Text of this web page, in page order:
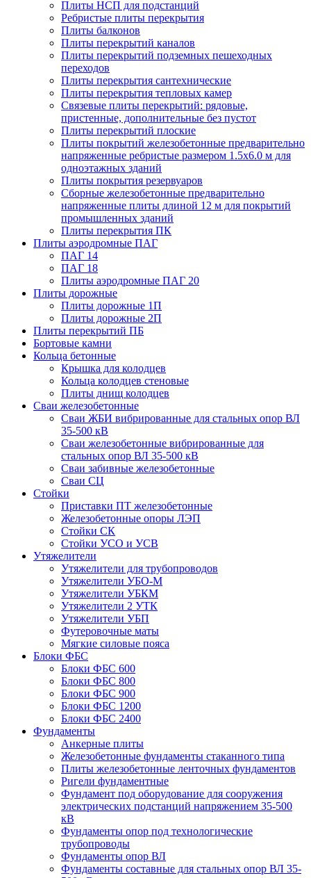
Плиты НСП для подстанций
Ребристые плиты перекрытия
Плиты балконов
Плиты перекрытий каналов
Плиты перекрытий подземных пешеходных
переходов
Плиты перекрытия сантехнические
Плиты перекрытия тепловых камер
Связевые плиты перекрытий: рядовые,
пристенные, дополнительные без пустот
Плиты перекрытий плоские
Плиты покрытий железобетонные предварительно
напряженные ребристые размером 1.5х6.0 м для
одноэтажных зданий
Плиты покрытия резервуаров
Сборные железобетонные предварительно
напряженные плиты длиной 12 м для покрытий
промышленных зданий
Плиты перекрытия ПК
Плиты аэродромные ПАГ
ПАГ 14
ПАГ 18
Плиты аэродромные ПАГ 20
Плиты дорожные
Плиты дорожные 1П
Плиты дорожные 2П
Плиты перекрытий ПБ
Бортовые камни
Кольца бетонные
Крышка для колодцев
Кольца колодцев стеновые
Плиты днищ колодцев
Сваи железобетонные
Сваи ЖБИ вибрированные для стальных опор ВЛ
35-500 кВ
Сваи железобетонные вибрированные для
стальных опор ВЛ 35-500 кВ
Сваи забивные железобетонные
Сваи СЦ
Стойки
Приставки ПТ железобетонные
Железобетонные опоры ЛЭП
Стойки СК
Стойки УСО и УСВ
Утяжелители
Утяжелители для трубопроводов
Утяжелители УБО-М
Утяжелители УБКМ
Утяжелители 2 УТК
Утяжелители УБП
Футеровочные маты
Мягкие силовые пояса
Блоки ФБС
Блоки ФБС 600
Блоки ФБС 800
Блоки ФБС 900
Блоки ФБС 1200
Блоки ФБС 2400
Фундаменты
Анкерные плиты
Железобетонные фундаменты стаканного типа
Плиты железобетонные ленточных фундаментов
Ригели фундаментные
Фундамент под оборудование для сооружения
электрических подстанций напряжением 35-500
кВ
Фундаменты опор под технологические
трубопроводы
Фундаменты опор ВЛ
Фундаменты составные для стальных опор ВЛ 35-